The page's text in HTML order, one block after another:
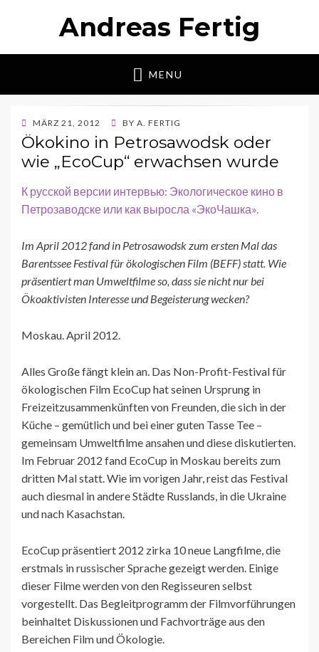
Andreas Fertig
MENU
POSTED
ON
MÄRZ 21, 2012 BY A. FERTIG
Ökokino in Petrosawodsk oder
wie „EcoCup“ erwachsen wurde
К русской версии интервью: Экологическое кино в
Петрозаводске или как выросла «ЭкоЧашка».
Im April 2012 fand in Petrosawodsk zum ersten Mal das
Barentssee Festival für ökologischen Film (BEFF) statt. Wie
präsentiert man Umweltfilme so, dass sie nicht nur bei
Ökoaktivisten Interesse und Begeisterung wecken?
Moskau. April 2012.
Alles Große fängt klein an. Das Non-Profit-Festival für
ökologischen Film EcoCup hat seinen Ursprung in
Freizeitzusammenkünften von Freunden, die sich in der
Küche – gemütlich und bei einer guten Tasse Tee –
gemeinsam Umweltfilme ansahen und diese diskutierten.
Im Februar 2012 fand EcoCup in Moskau bereits zum
dritten Mal statt. Wie im vorigen Jahr, reist das Festival
auch diesmal in andere Städte Russlands, in die Ukraine
und nach Kasachstan.
EcoCup präsentiert 2012 zirka 10 neue Langfilme, die
erstmals in russischer Sprache gezeigt werden. Einige
dieser Filme werden von den Regisseuren selbst
vorgestellt. Das Begleitprogramm der Filmvorführungen
beinhaltet Diskussionen und Fachvorträge aus den
Bereichen Film und Ökologie.